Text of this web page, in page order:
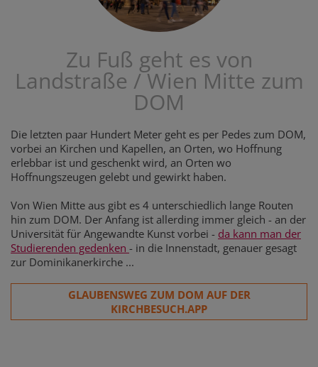
Zu Fuß geht es von
Landstraße / Wien Mitte zum
DOM
Die letzten paar Hundert Meter geht es per Pedes zum DOM,
vorbei an Kirchen und Kapellen, an Orten, wo Hoffnung
erlebbar ist und geschenkt wird, an Orten wo
Hoffnungszeugen gelebt und gewirkt haben.
Von Wien Mitte aus gibt es 4 unterschiedlich lange Routen
hin zum DOM. Der Anfang ist allerding immer gleich - an der
Universität für Angewandte Kunst vorbei - da kann man der
Studierenden gedenken - in die Innenstadt, genauer gesagt
zur Dominikanerkirche ...
GLAUBENSWEG ZUM DOM AUF DER
KIRCHBESUCH.APP